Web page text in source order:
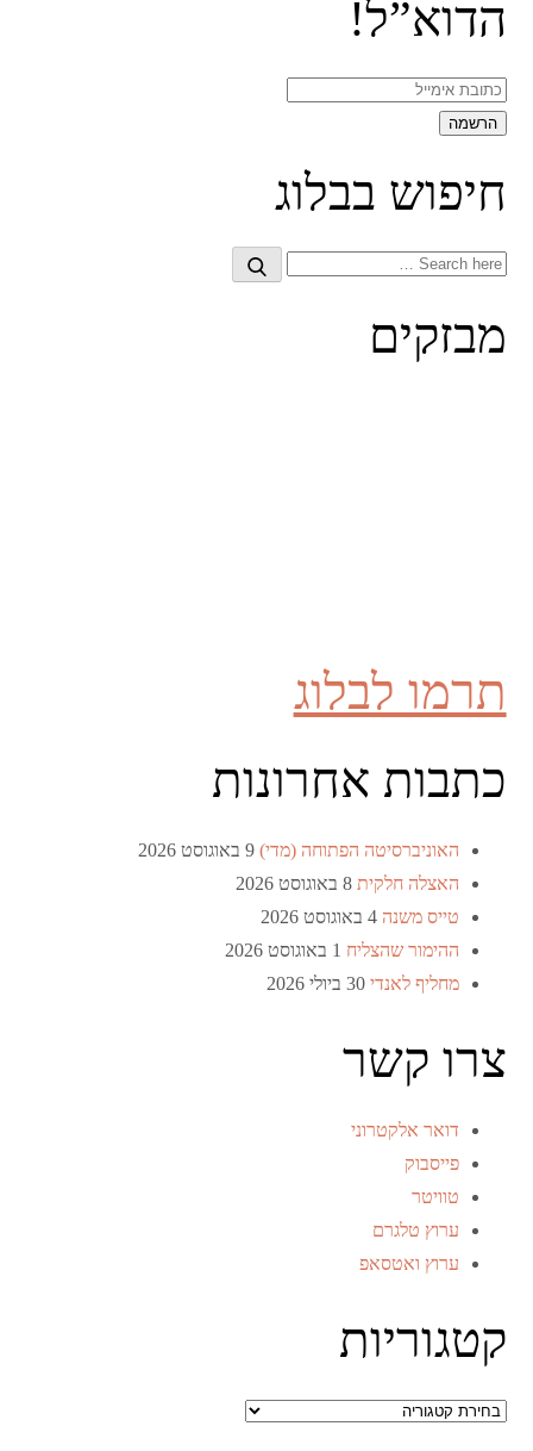
הדוא”ל!
חיפוש בבלוג
Search
Search
מבזקים
תרמו לבלוג
כתבות אחרונות
האוניברסיטה הפתוחה (מדי) 9 באוגוסט 2026
האצלה חלקית 8 באוגוסט 2026
טייס משנה 4 באוגוסט 2026
ההימור שהצליח 1 באוגוסט 2026
מחליף לאנדי 30 ביולי 2026
צרו קשר
דואר אלקטרוני
פייסבוק
טוויטר
ערוץ טלגרם
ערוץ ואטסאפ
קטגוריות
קטגוריות